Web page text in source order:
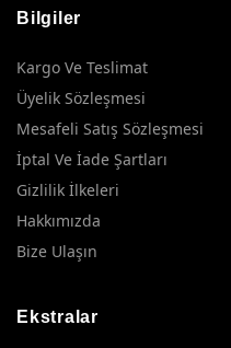
Bilgiler
Kargo Ve Teslimat
Üyelik Sözleşmesi
Mesafeli Satış Sözleşmesi
İptal Ve İade Şartları
Gizlilik İlkeleri
Hakkımızda
Bize Ulaşın
Ekstralar